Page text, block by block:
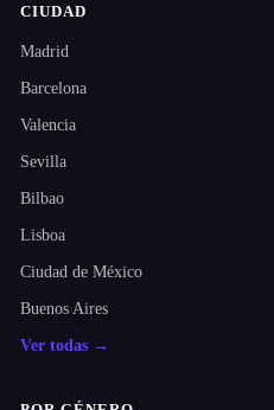
CIUDAD
Madrid
Barcelona
Valencia
Sevilla
Bilbao
Lisboa
Ciudad de México
Buenos Aires
Ver todas →